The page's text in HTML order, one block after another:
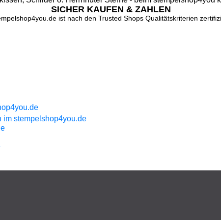
SICHER KAUFEN & ZAHLEN
ist nach den Trusted Shops Qualitätskriterien